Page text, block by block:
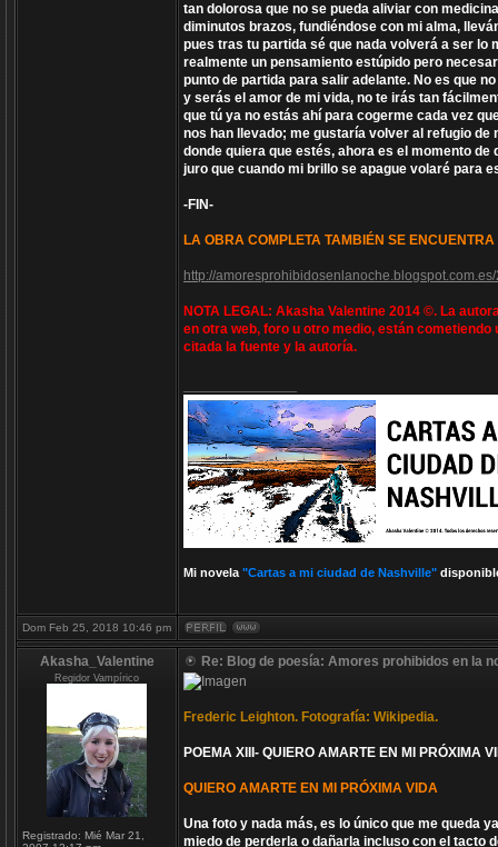
tan dolorosa que no se pueda aliviar con
diminutos brazos, fundiéndose con mi alma,
pues tras tu partida sé que nada volverá a ser lo
realmente un pensamiento estúpido pero
punto de partida para salir adelante. No es que
y serás el amor de mi vida, no te irás tan
que tú ya no estás ahí para cogerme cada vez
nos han llevado; me gustaría volver al refugio
donde quiera que estés, ahora es el momento
juro que cuando mi brillo se apague volaré para
-FIN-
LA OBRA COMPLETA TAMBIÉN SE
http://
NOTA LEGAL: Akasha Valentine 2014 ©. La
en otra web, foro u otro medio, están
citada la fuente y la autoría.
Mi novela "Cartas a mi ciudad de Nashville"
Dom Feb 25, 2018 10:46 pm
Akasha_Valentine
Regidor Vampírico
Registrado: Mié Mar 21,
Re: Blog de poesía: Amores prohibidos en la
Frederic Leighton. Fotografía: Wikipedia.
POEMA XIII- QUIERO AMARTE EN MI PRÓXIMA
QUIERO AMARTE EN MI PRÓXIMA VIDA
Una foto y nada más, es lo único que me queda
miedo de perderla o dañarla incluso con el tacto